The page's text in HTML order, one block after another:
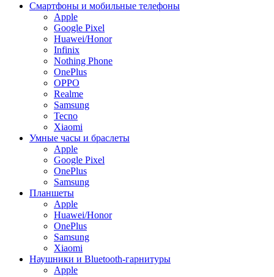
Смартфоны и мобильные телефоны
Apple
Google Pixel
Huawei/Honor
Infinix
Nothing Phone
OnePlus
OPPO
Realme
Samsung
Tecno
Xiaomi
Умные часы и браслеты
Apple
Google Pixel
OnePlus
Samsung
Планшеты
Apple
Huawei/Honor
OnePlus
Samsung
Xiaomi
Наушники и Bluetooth-гарнитуры
Apple